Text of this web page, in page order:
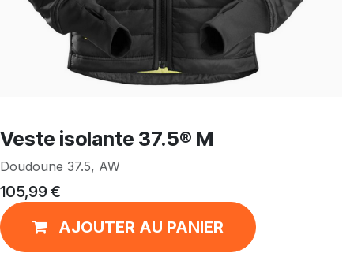
Veste isolante 37.5® M
Doudoune 37.5, AW
105,99€
AJOUTER AU PANIER